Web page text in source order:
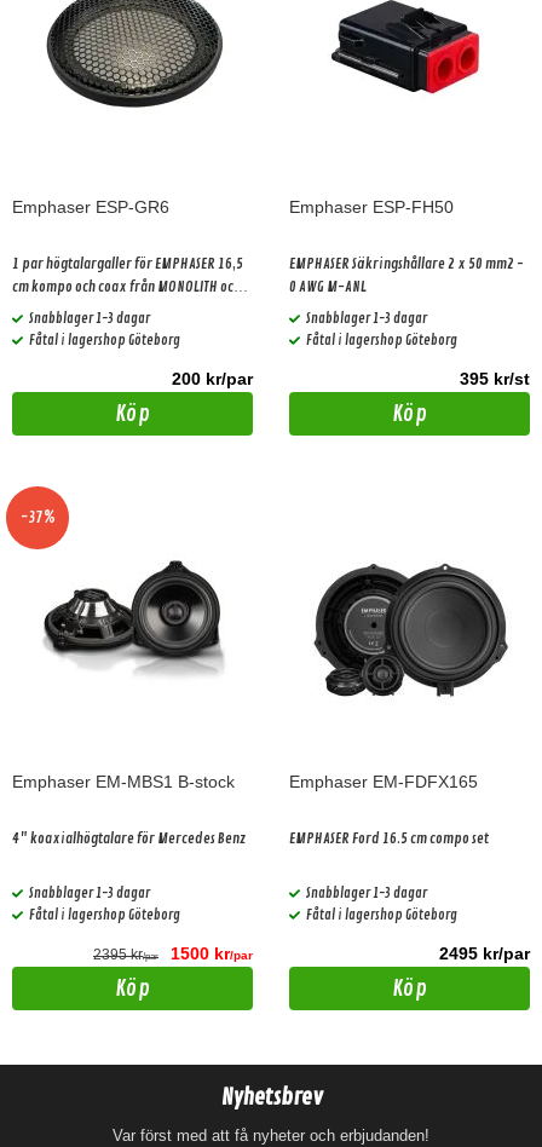
Emphaser ESP-GR6
1 par högtalargaller för EMPHASER 16,5
cm kompo och coax från MONOLITH och
GRAVITY-serien
Snabblager 1-3 dagar
Fåtal i lagershop Göteborg
200 kr/par
Köp
Emphaser ESP-FH50
EMPHASER Säkringshållare 2 x 50 mm2 -
0 AWG M-ANL
Snabblager 1-3 dagar
Fåtal i lagershop Göteborg
395 kr/st
Köp
-37%
Emphaser EM-MBS1 B-stock
4" koaxialhögtalare för Mercedes Benz
Snabblager 1-3 dagar
Fåtal i lagershop Göteborg
2395 kr/par 1500 kr/par
Köp
Emphaser EM-FDFX165
EMPHASER Ford 16.5 cm compo set
Snabblager 1-3 dagar
Fåtal i lagershop Göteborg
2495 kr/par
Köp
Nyhetsbrev
Var först med att få nyheter och erbjudanden!